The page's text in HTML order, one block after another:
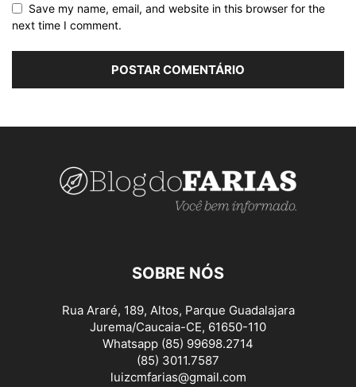
Save my name, email, and website in this browser for the
next time I comment.
SOBRE NÓS
Rua Araré, 189, Altos, Parque Guadalajara
Jurema/Caucaia-CE, 61650-110
Whatsapp (85) 99698.2714
(85) 3011.7587
luizcmfarias@gmail.com